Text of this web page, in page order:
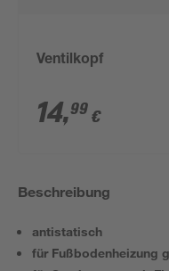
Ventilkopf
14,99 €
Beschreibung
antistatisch
für Fußbodenheizung